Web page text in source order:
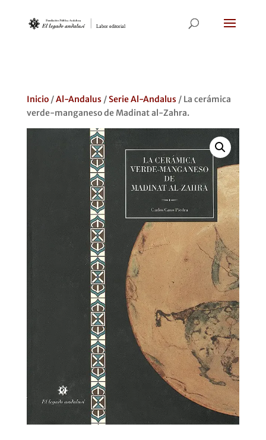
Inicio/Al-Andalus/Serie Al-Andalus/ La cerámica
verde-manganeso de Madinat al-Zahra.